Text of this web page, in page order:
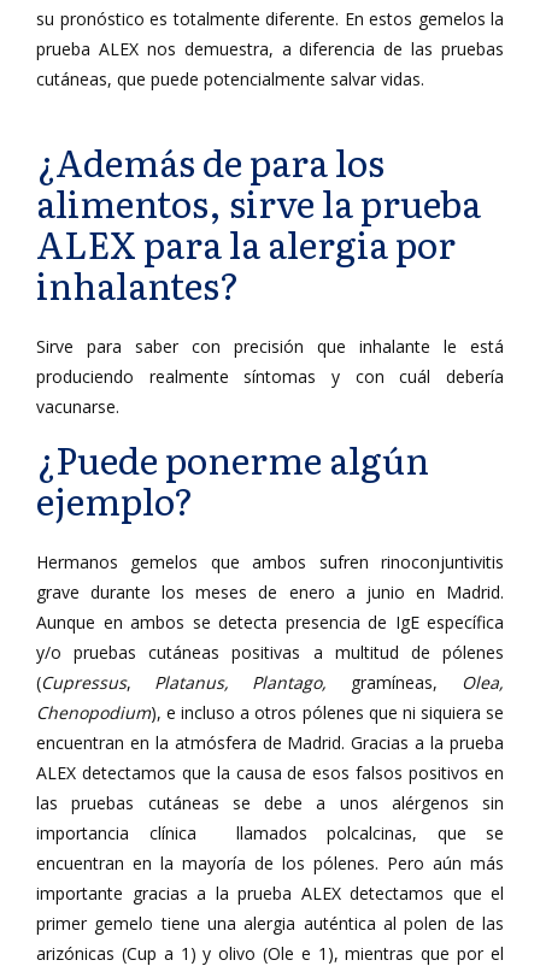
su pronóstico es totalmente diferente. En estos gemelos la
prueba ALEX nos demuestra, a diferencia de las pruebas
cutáneas, que puede potencialmente salvar vidas.
¿Además de para los
alimentos, sirve la prueba
ALEX para la alergia por
inhalantes?
Sirve para saber con precisión que inhalante le está
produciendo realmente síntomas y con cuál debería
vacunarse.
¿Puede ponerme algún
ejemplo?
Hermanos gemelos que ambos sufren rinoconjuntivitis
grave durante los meses de enero a junio en Madrid.
Aunque en ambos se detecta presencia de IgE específica
y/o pruebas cutáneas positivas a multitud de pólenes
(Cupressus, Platanus, Plantago, gramíneas, Olea,
Chenopodium), e incluso a otros pólenes que ni siquiera se
encuentran en la atmósfera de Madrid. Gracias a la prueba
ALEX detectamos que la causa de esos falsos positivos en
las pruebas cutáneas se debe a unos alérgenos sin
importancia clínica llamados polcalcinas, que se
encuentran en la mayoría de los pólenes. Pero aún más
importante gracias a la prueba ALEX detectamos que el
primer gemelo tiene una alergia auténtica al polen de las
arizónicas (Cup a 1) y olivo (Ole e 1), mientras que por el